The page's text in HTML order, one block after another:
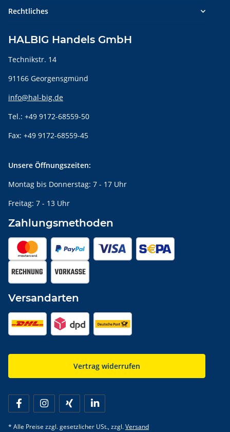
Rechtliches
HALBIG Handels GmbH
Technikstr. 14
91166 Georgensgmünd
info@hal-big.de
Tel.: +49 9172-68559-50
Fax: +49 9172-68559-45
Unsere Öffnungszeiten:
Montag bis Donnerstag: 7 - 17 Uhr
Freitag: 7 - 13 Uhr
Zahlungsmethoden
Versandarten
Vertrag widerrufen
* Alle Preise zzgl. gesetzlicher USt., zzgl.Versand